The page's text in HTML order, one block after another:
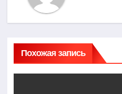
Похожая запись